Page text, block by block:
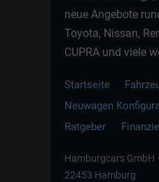
neue Angebote
Toyota, Nissan,
CUPRA und viele
Startseite
Neuwagen
Ratgeber
Hamburgcars GmbH
22453 Hamburg